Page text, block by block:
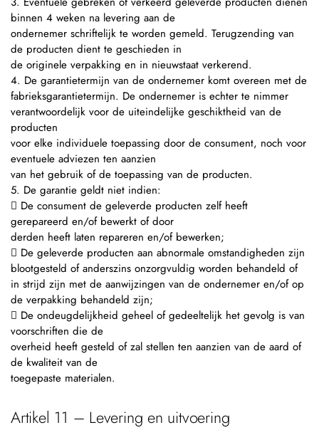
binnen 4 weken na levering aan de
ondernemer schriftelijk te worden gemeld. Terugzending van
de producten dient te geschieden in
de originele verpakking en in nieuwstaat verkerend.
4. De garantietermijn van de ondernemer komt overeen met de
fabrieksgarantietermijn. De ondernemer is echter te nimmer
verantwoordelijk voor de uiteindelijke geschiktheid van de
producten
voor elke individuele toepassing door de consument, noch voor
eventuele adviezen ten aanzien
van het gebruik of de toepassing van de producten.
5. De garantie geldt niet indien:
 De consument de geleverde producten zelf heeft
gerepareerd en/of bewerkt of door
derden heeft laten repareren en/of bewerken;
 De geleverde producten aan abnormale omstandigheden zijn
blootgesteld of anderszins onzorgvuldig worden behandeld of
in strijd zijn met de aanwijzingen van de ondernemer en/of op
de verpakking behandeld zijn;
 De ondeugdelijkheid geheel of gedeeltelijk het gevolg is van
voorschriften die de
overheid heeft gesteld of zal stellen ten aanzien van de aard of
de kwaliteit van de
toegepaste materialen.
Artikel 11 – Levering en uitvoering